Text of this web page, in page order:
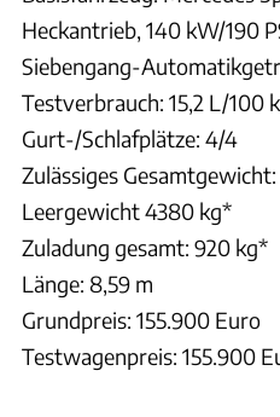
Heckantrieb, 140 kW/190
Siebengang-
Testverbrauch: 15,2 L/100
Gurt-/Schlafplätze: 4/4
Zulässiges
Leergewicht 4380 kg*
Zuladung gesamt: 920 kg*
Länge: 8,59 m
Grundpreis: 155.900 Euro
Testwagenpreis: 155.900